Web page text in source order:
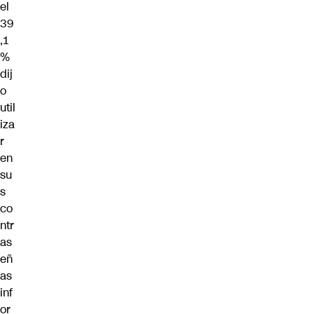
el
39
,1
%
dij
o
util
iza
r
en
su
s
co
ntr
as
eñ
as
inf
or